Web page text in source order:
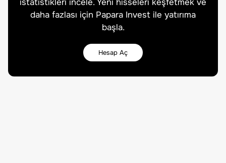
istatistikleri incele. Yeni hisseleri keşfetmek ve
daha fazlası için Papara Invest ile yatırıma
başla.
Hesap Aç